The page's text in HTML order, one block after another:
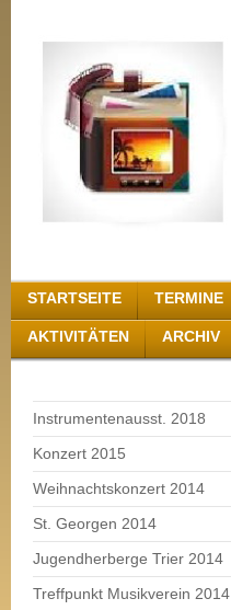
STARTSEITE TERMINE
AKTIVITÄTEN ARCHIV
Instrumentenausst. 2018
Konzert 2015
Weihnachtskonzert 2014
St. Georgen 2014
Jugendherberge Trier 2014
Treffpunkt Musikverein 2014